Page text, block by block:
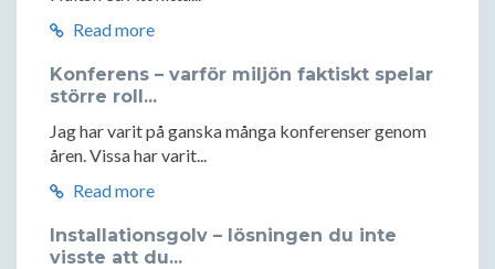
Read more
Konferens – varför miljön faktiskt spelar
större roll...
Jag har varit på ganska många konferenser genom
åren. Vissa har varit...
Read more
Installationsgolv – lösningen du inte
visste att du...